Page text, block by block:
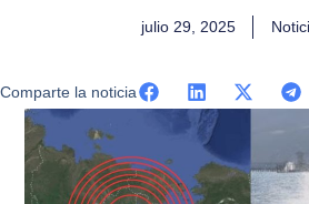
julio 29, 2025
Comparte la noticia